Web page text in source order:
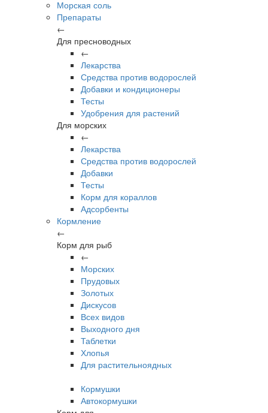
Морская соль
Препараты
←
Для пресноводных
←
Лекарства
Средства против водорослей
Добавки и кондиционеры
Тесты
Удобрения для растений
Для морских
←
Лекарства
Средства против водорослей
Добавки
Тесты
Корм для кораллов
Адсорбенты
Кормление
←
Корм для рыб
←
Морских
Прудовых
Золотых
Дискусов
Всех видов
Выходного дня
Таблетки
Хлопья
Для растительноядных
Кормушки
Автокормушки